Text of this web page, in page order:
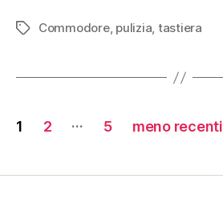
Tag Commodore, pulizia, tastiera
Paginazione
articoli
1 2 … 5 meno recenti